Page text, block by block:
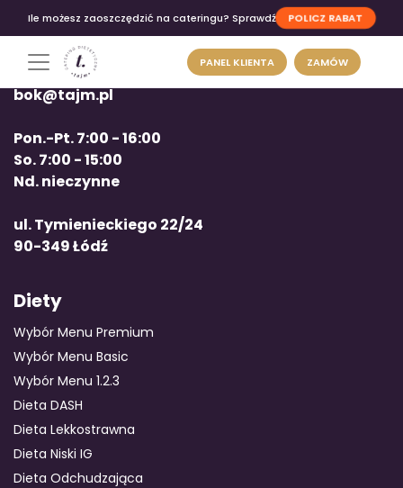
Ile możesz zaoszczędzić na cateringu? Sprawdź POLICZ RABAT
PANEL KLIENTA ZAMÓW
GOTOWA DIETA
tel: +48 663 12 00 12
bok@tajm.pl
Pon.-Pt. 7:00 - 16:00
So. 7:00 - 15:00
Nd. nieczynne
ul. Tymienieckiego 22/24
90-349 Łódź
Diety
Wybór Menu Premium
Wybór Menu Basic
Wybór Menu 1.2.3
Dieta DASH
Dieta Lekkostrawna
Dieta Niski IG
Dieta Odchudzająca